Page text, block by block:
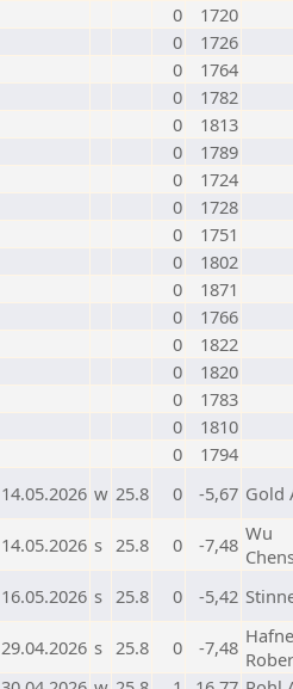
0
1720
0
1726
0
1764
0
1782
0
1813
0
1789
0
1724
0
1728
0
1751
0
1802
0
1871
0
1766
0
1822
0
1820
0
1783
0
1810
0
1794
14.05.2026 w 25.8 0 -5,67 Gold
14.05.2026 s 25.8 0 -7,48 Wu
16.05.2026 s 25.8 0 -5,42
29.04.2026 s 25.8 0 -7,48